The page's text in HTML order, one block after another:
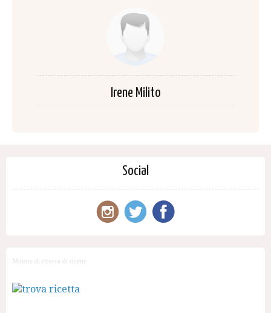
Irene Milito
Social
Motore di ricerca di ricette